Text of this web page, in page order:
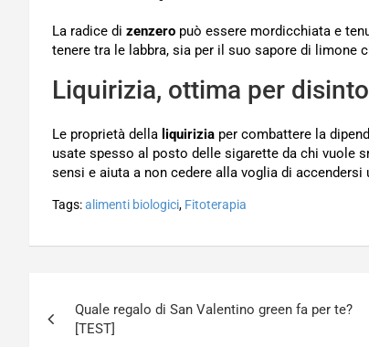
La radice di zenzero può essere mordicchiata e
tenere tra le labbra, sia per il suo sapore di limone
Liquirizia, ottima per
Le proprietà della liquirizia per combattere la
usate spesso al posto delle sigarette da chi vuole
sensi e aiuta a non cedere alla voglia di accendersi
Tags:alimenti biologici, Fitoterapia
articoli
Quale regalo di San Valentino green fa per te?
[TEST]